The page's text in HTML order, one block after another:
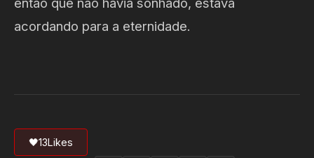
acordando para a eternidade.
🖤13Likes